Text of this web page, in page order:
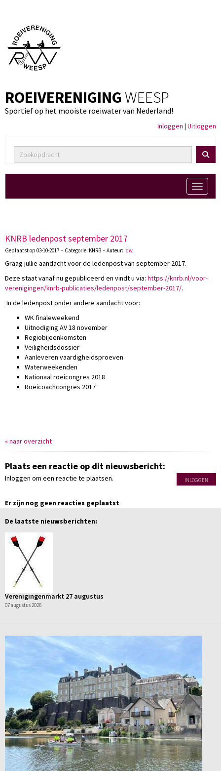
ROEIVERENIGING WEESP
Sportief op het mooiste roeiwater van Nederland!
Inloggen | Uitloggen
Toggle
KNRB ledenpost september 2017
Geplaatst op 03-10-2017 - Categorie: KNRB - Auteur: idw
Graag jullie aandacht voor de ledenpost van september 2017.
Deze staat vanaf nu gepubliceerd en vindt u via: https://knrb.nl/voor-
verenigingen/knrb-publicaties/ledenpost/september-2017/.
In de ledenpost onder andere aandacht voor:
WK finaleweekend
Uitnodiging AV 18 november
Regiobijeenkomsten
Veiligheidsdossier
Aanleveren vaardigheidsproeven
Waterweekenden
Nationaal roeicongres 2018
Roeicoachcongres 2017
« naar overzicht
Plaats een reactie op dit nieuwsbericht:
Inloggen om een reactie te plaatsen. INLOGGEN
Er zijn nog geen reacties geplaatst
De laatste nieuwsberichten:
Verenigingenmarkt 27 augustus
07 augustus 2026